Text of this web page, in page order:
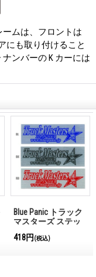
ムは、フロントは
にも取り付けること
ンバーの K カーには
Blue Panic トラック
マスターズ ステッ
418円 (税込)